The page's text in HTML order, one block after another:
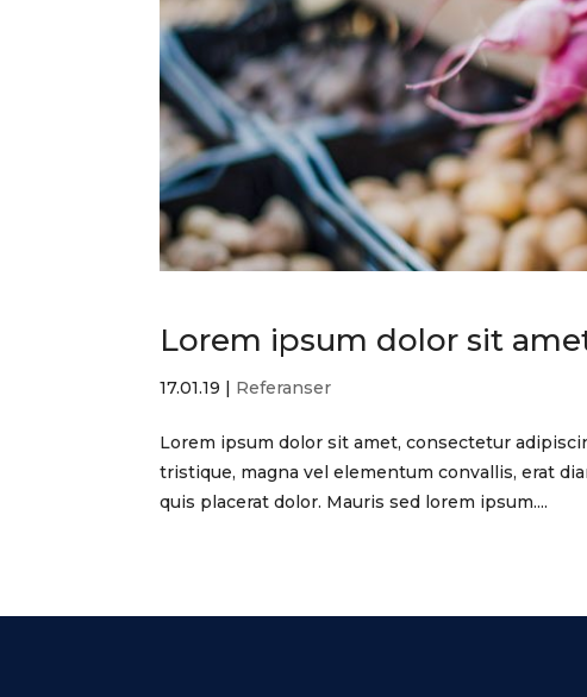
Lorem ipsum dolor sit
17.01.19 | Referanser
Lorem ipsum dolor sit amet, consectetur
tristique, magna vel elementum convallis, erat
quis placerat dolor. Mauris sed lorem ipsum....